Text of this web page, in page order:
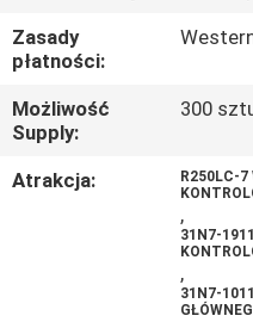
JAKOŚCI
SKONTAKTUJ
SIĘ
Z
AKTUALNOŚCI
Zasady
płatności:
Możliwość
Supply:
300
Atrakcja:
R250LC-7
,
31N7-
,
31N7-